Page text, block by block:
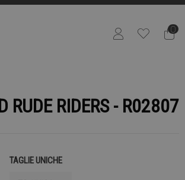
0
RUDE RIDERS - R02807
TAGLIE UNICHE